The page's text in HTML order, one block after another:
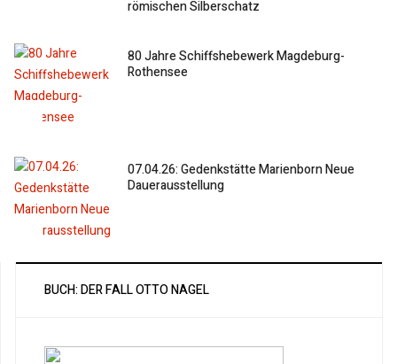
römischen Silberschatz
80 Jahre Schiffshebewerk Magdeburg-
Rothensee
07.04.26: Gedenkstätte Marienborn Neue
Dauerausstellung
BUCH: DER FALL OTTO NAGEL